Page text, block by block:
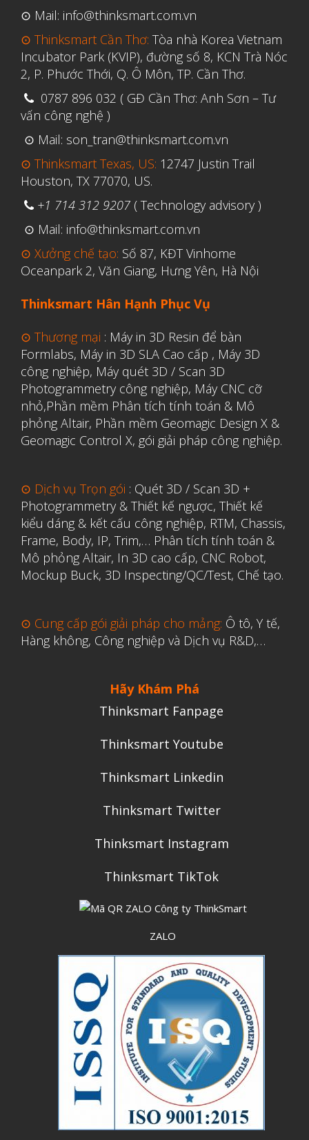
⊙ Mail: info@thinksmart.com.vn
⊙ Thinksmart Cần Thơ: Tòa nhà Korea Vietnam
Incubator Park (KVIP), đường số 8, KCN Trà Nóc
2, P. Phước Thới, Q. Ô Môn, TP. Cần Thơ.
0787 896 032 ( GĐ Cần Thơ: Anh Sơn – Tư
vấn công nghệ )
⊙ Mail: son_tran@thinksmart.com.vn
⊙ Thinksmart Texas, US: 12747 Justin Trail
Houston, TX 77070, US.
+1 714 312 9207 ( Technology advisory )
⊙ Mail: info@thinksmart.com.vn
⊙ Xưởng chế tạo: Số 87, KĐT Vinhome
Oceanpark 2, Văn Giang, Hưng Yên, Hà Nội
Thinksmart Hân Hạnh Phục Vụ
⊙ Thương mại : Máy in 3D Resin để bàn
Formlabs, Máy in 3D SLA Cao cấp , Máy 3D
công nghiệp, Máy quét 3D / Scan 3D
Photogrammetry công nghiệp, Máy CNC cỡ
nhỏ,Phần mềm Phân tích tính toán & Mô
phỏng Altair, Phần mềm Geomagic Design X &
Geomagic Control X, gói giải pháp công nghiệp.
⊙ Dịch vụ Trọn gói : Quét 3D / Scan 3D +
Photogrammetry & Thiết kế ngược, Thiết kế
kiểu dáng & kết cấu công nghiệp, RTM, Chassis,
Frame, Body, IP, Trim,… Phân tích tính toán &
Mô phỏng Altair, In 3D cao cấp, CNC Robot,
Mockup Buck, 3D Inspecting/QC/Test, Chế tạo.
⊙ Cung cấp gói giải pháp cho mảng: Ô tô, Y tế,
Hàng không, Công nghiệp và Dịch vụ R&D,…
Hãy Khám Phá
Thinksmart Fanpage
Thinksmart Youtube
Thinksmart Linkedin
Thinksmart Twitter
Thinksmart Instagram
Thinksmart TikTok
ZALO